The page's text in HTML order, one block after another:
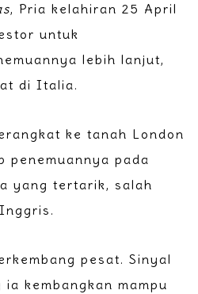
, Pria kelahiran 25 April
untuk
lebih lanjut,
di Italia.
ke tanah London
penemuannya pada
yang tertarik, salah
pesat. Sinyal
kembangkan mampu